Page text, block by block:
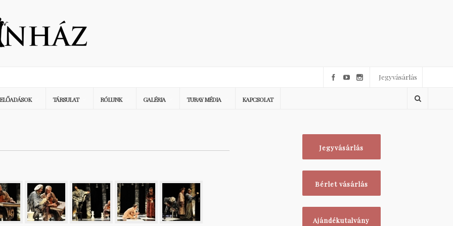
Jegyvásárlás
ELŐADÁSOK TÁRSULAT RÓLUNK GALÉRIA TURAY MÉDIA KAPCSOLAT
Jegyvásárlás
Bérlet vásárlás
Ajándékutalvány